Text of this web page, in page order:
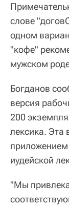
слове
одном
"кофе"
мужском
Богданов
версия
200
лексика. Эта
приложением
иудейской
"Мы